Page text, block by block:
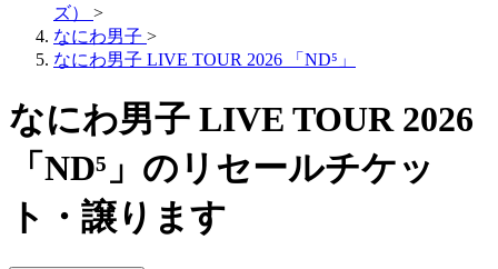
ズ）
>
なにわ男子 >
なにわ男子 LIVE TOUR 2026 「ND⁵」
なにわ男子 LIVE TOUR 2026
「ND⁵」のリセールチケッ
ト・譲ります